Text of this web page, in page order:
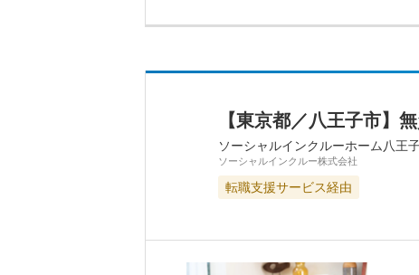
【東京都／八王子市】
ソーシャルインクルーホーム八王
ソーシャルインクルー株式会社
転職支援サービス経由